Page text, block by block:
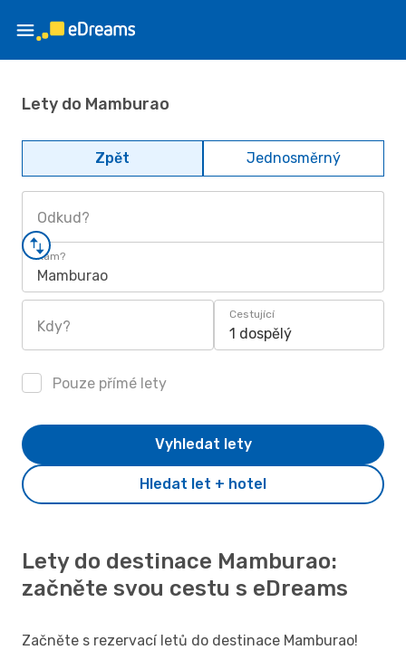
Lety do Mamburao
Zpět Jednosměrný
Odkud?
Kam?
Mamburao
Kdy?
Cestující
1 dospělý
Pouze přímé lety
Hledat let + hotel
Vyhledat lety
Lety do destinace Mamburao:
začněte svou cestu s eDreams
Začněte s rezervací letů do destinace Mamburao!